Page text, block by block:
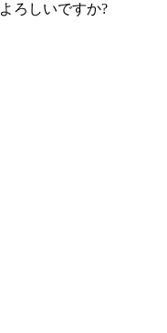
ろしいですか?